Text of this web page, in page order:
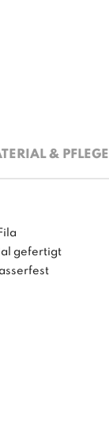
& PFLEGE
gefertigt